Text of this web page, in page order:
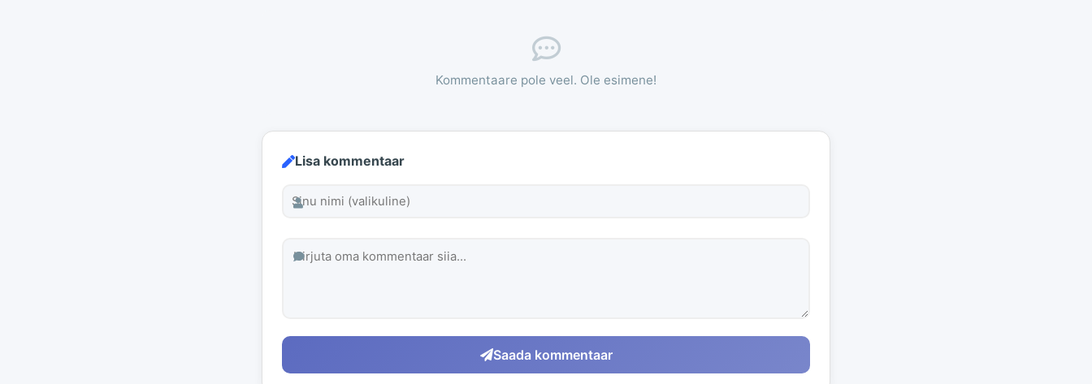
Kommentaare pole veel. Ole esimene!
Lisa kommentaar
Saada kommentaar